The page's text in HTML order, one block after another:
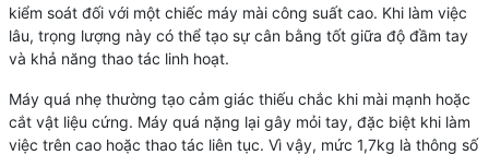
kiểm soát đối với một chiếc máy mài công suất cao. Khi làm việc
lâu, trọng lượng này có thể tạo sự cân bằng tốt giữa độ đầm tay
và khả năng thao tác linh hoạt.
Máy quá nhẹ thường tạo cảm giác thiếu chắc khi mài mạnh hoặc
cắt vật liệu cứng. Máy quá nặng lại gây mỏi tay, đặc biệt khi làm
việc trên cao hoặc thao tác liên tục. Vì vậy, mức 1,7kg là thông số